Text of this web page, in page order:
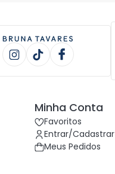
Minha Conta
Favoritos
Entrar/Cadastrar
Meus Pedidos